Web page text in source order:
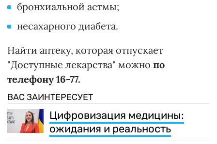
бронхиальной астмы;
несахарного диабета.
Найти аптеку, которая отпускает
"Доступные лекарства" можно по
телефону 16-77.
ВАС ЗАИНТЕРЕСУЕТ
Цифровизация медицины:
ожидания и реальность